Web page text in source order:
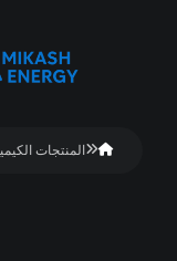
المنتجات